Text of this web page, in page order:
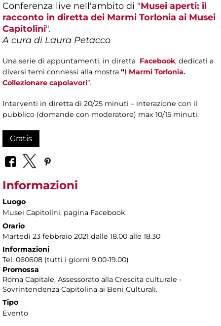
Conferenza live nell'ambito di "Musei aperti: il
racconto in diretta dei Marmi Torlonia ai Musei
Capitolini".
A cura di Laura Petacco
Una serie di appuntamenti, in diretta Facebook, dedicati a
diversi temi connessi alla mostra “I Marmi Torlonia.
Collezionare capolavori”.
Interventi in diretta di 20/25 minuti – interazione con il
pubblico (domande con moderatore) max 10/15 minuti.
Gratis
Informazioni
Luogo
Musei Capitolini, pagina Facebook
Orario
Martedì 23 febbraio 2021 dalle 18.00 alle 18.30
Informazioni
Tel. 060608 (tutti i giorni 9.00-19.00)
Promossa
Roma Capitale, Assessorato alla Crescita culturale -
Sovrintendenza Capitolina ai Beni Culturali.
Tipo
Evento